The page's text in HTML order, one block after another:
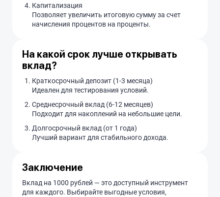
Капитализация
Позволяет увеличить итоговую сумму за счет
начисления процентов на проценты.
На какой срок лучше открывать
вклад?
Краткосрочный депозит (1-3 месяца)
Идеален для тестирования условий.
Среднесрочный вклад (6-12 месяцев)
Подходит для накоплений на небольшие цели.
Долгосрочный вклад (от 1 года)
Лучший вариант для стабильного дохода.
Заключение
Вклад на 1000 рублей — это доступный инструмент
для каждого. Выбирайте выгодные условия,